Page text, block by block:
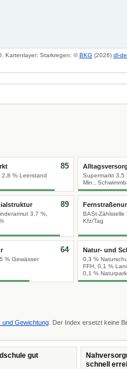
Kartenlayer: Starkregen: ©BKG (2026) dl-
2,8 % Leerstand
85
Supermarkt 3,5
Min.,
3,7 %,
89
BASt-Zählstelle
Kfz/Tag
% Gewässer
64 Natur- und
0,3 %
FFH, 0,1 %
0,1 % Naturpark
und Gewichtung . Der Index ersetzt keine
gut
schnell